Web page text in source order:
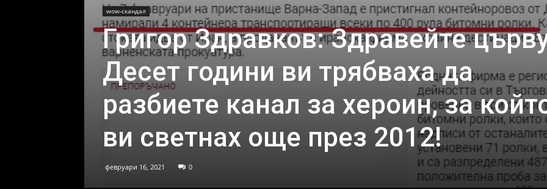
wow-скандал
Григор Здравков: Здравейте
Десет години ви трябваха да
разбиете канал за хероин, за
ви светнах още през 2012!
февруари 16, 2021 0